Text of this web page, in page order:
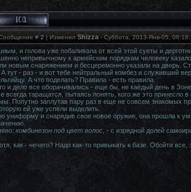
# 2 | Изменил Shizza- Суббота, 2013-Янв-05,
и голова уже побаливала от всей этой суеты и
непривычному к армейским порядкам человеку
новым снаряжением и бесцеремонно указали на дверь.
тут - раз - и вот тебе нейтральный комбез и служивший
А что поделать? Правила - есть правила.
и дело все оборачивались - еще бы, не каёдый день в
всегда таращатся, пытаясь понять, кого же это принесло
Попутно заплутав пару раз в еще не совсем знакомых
ей уже успели выделить.
униформу и снарядив свое новое оружие, она прошла к
комбинезон под цвет волос, - с изрядной долей
как - нечего? Надо как-то привыкать к базе. Обойти